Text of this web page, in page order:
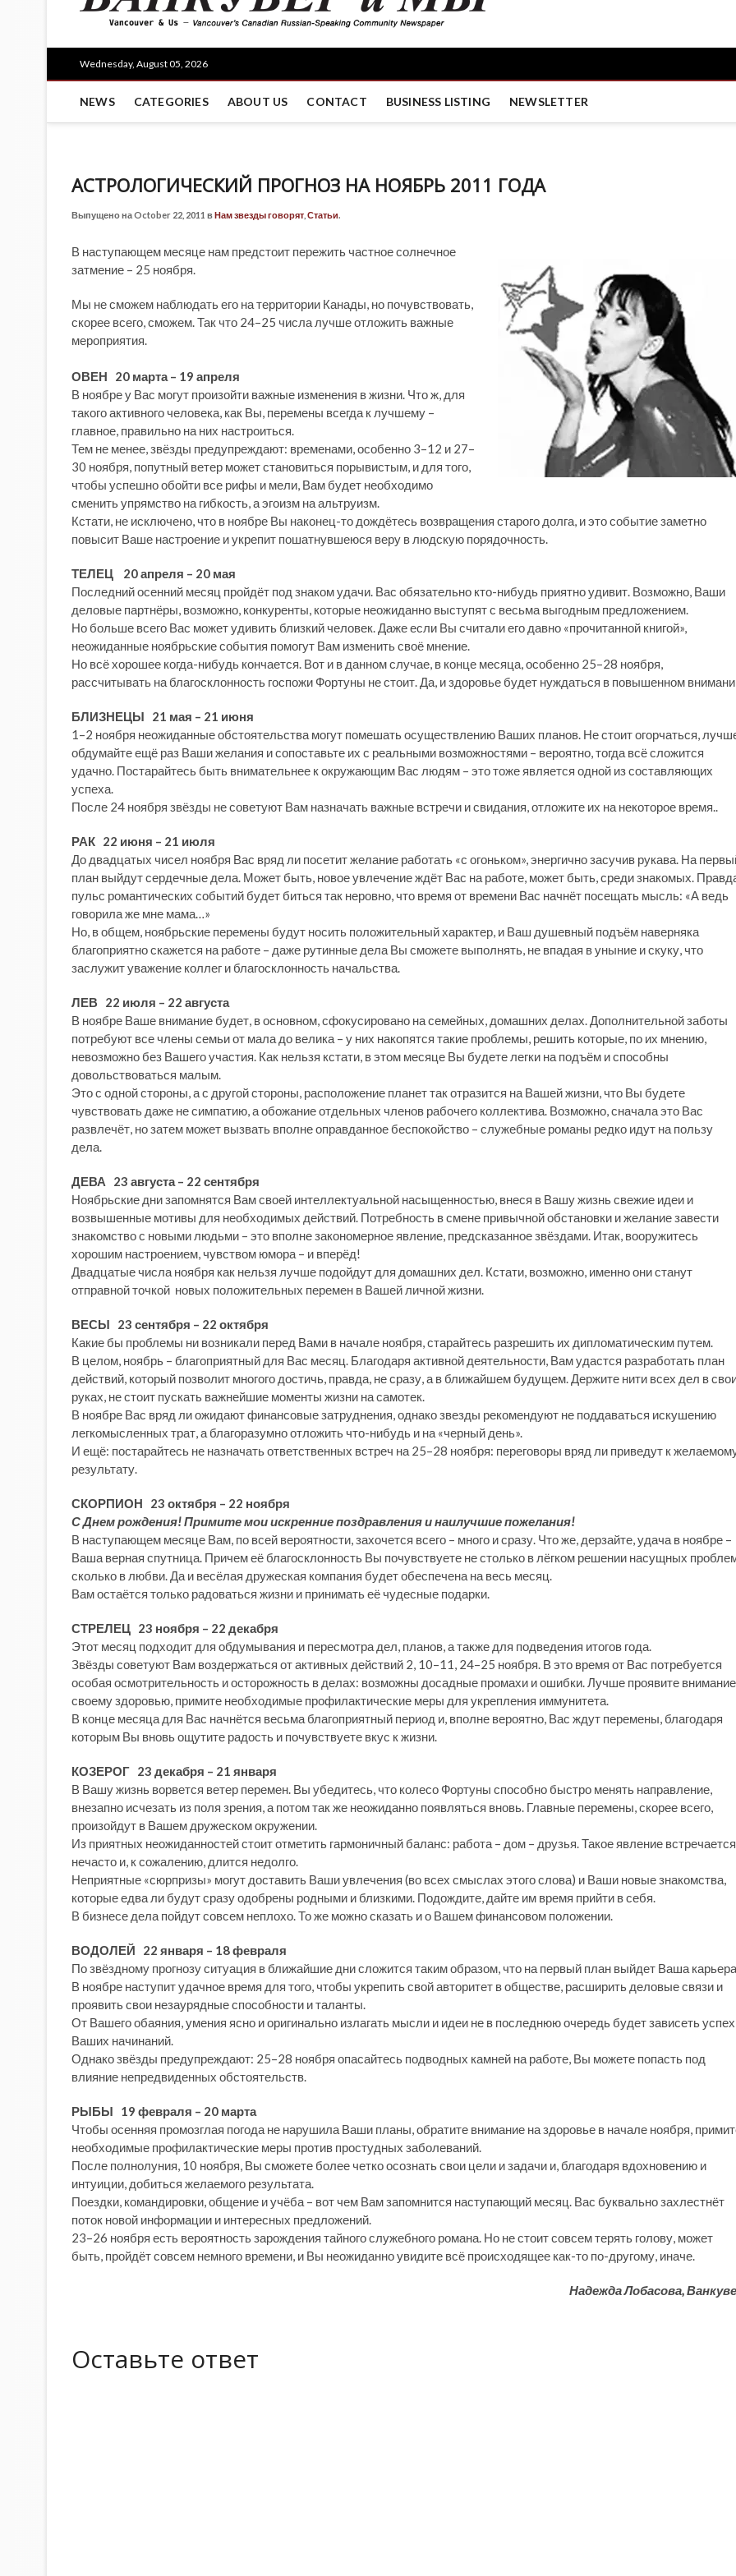
Wednesday, August 05, 2026
NEWS CATEGORIES ABOUT US CONTACT BUSINESS LISTING NEWSLETTER
АСТРОЛОГИЧЕСКИЙ ПРОГНОЗ НА НОЯБРЬ 2011 ГОДА
Выпущено на October 22, 2011 вНам звезды говорят Статьи
В наступающем месяце нам предстоит пережить частное солнечное
затмение – 25 ноября.
Мы не сможем наблюдать его на территории Канады, но почувствовать,
скорее всего, сможем. Так что 24–25 числа лучше отложить важные
мероприятия.
ОВЕН 20 марта – 19 апреля
В ноябре у Вас могут произойти важные изменения в жизни. Что ж, для
такого активного человека, как Вы, перемены всегда к лучшему –
главное, правильно на них настроиться.
Тем не менее, звёзды предупреждают: временами, особенно 3–12 и 27–
30 ноября, попутный ветер может становиться порывистым, и для того,
чтобы успешно обойти все рифы и мели, Вам будет необходимо
сменить упрямство на гибкость, а эгоизм на альтруизм.
Кстати, не исключено, что в ноябре Вы наконец-то дождётесь возвращения старого долга, и это событие заметно
повысит Ваше настроение и укрепит пошатнувшеюся веру в людскую порядочность.
ТЕЛЕЦ 20 апреля – 20 мая
Последний осенний месяц пройдёт под знаком удачи. Вас обязательно кто-нибудь приятно удивит. Возможно, Ваши
деловые партнёры, возможно, конкуренты, которые неожиданно выступят с весьма выгодным предложением.
Но больше всего Вас может удивить близкий человек. Даже если Вы считали его давно «прочитанной книгой»,
неожиданные ноябрьские события помогут Вам изменить своё мнение.
Но всё хорошее когда-нибудь кончается. Вот и в данном случае, в конце месяца, особенно 25–28 ноября,
рассчитывать на благосклонность госпожи Фортуны не стоит. Да, и здоровье будет нуждаться в повышенном
БЛИЗНЕЦЫ 21 мая – 21 июня
1–2 ноября неожиданные обстоятельства могут помешать осуществлению Ваших планов. Не стоит огорчаться,
обдумайте ещё раз Ваши желания и сопоставьте их с реальными возможностями – вероятно, тогда всё сложится
удачно. Постарайтесь быть внимательнее к окружающим Вас людям – это тоже является одной из составляющих
успеха.
После 24 ноября звёзды не советуют Вам назначать важные встречи и свидания, отложите их на некоторое время..
РАК 22 июня – 21 июля
До двадцатых чисел ноября Вас вряд ли посетит желание работать «с огоньком», энергично засучив рукава. На
план выйдут сердечные дела. Может быть, новое увлечение ждёт Вас на работе, может быть, среди знакомых.
пульс романтических событий будет биться так неровно, что время от времени Вас начнёт посещать мысль: «А ведь
говорила же мне мама…»
Но, в общем, ноябрьские перемены будут носить положительный характер, и Ваш душевный подъём наверняка
благоприятно скажется на работе – даже рутинные дела Вы сможете выполнять, не впадая в уныние и скуку, что
заслужит уважение коллег и благосклонность начальства.
ЛЕВ 22 июля – 22 августа
В ноябре Ваше внимание будет, в основном, сфокусировано на семейных, домашних делах. Дополнительной заботы
потребуют все члены семьи от мала до велика – у них накопятся такие проблемы, решить которые, по их мнению,
невозможно без Вашего участия. Как нельзя кстати, в этом месяце Вы будете легки на подъём и способны
довольствоваться малым.
Это с одной стороны, а с другой стороны, расположение планет так отразится на Вашей жизни, что Вы будете
чувствовать даже не симпатию, а обожание отдельных членов рабочего коллектива. Возможно, сначала это Вас
развлечёт, но затем может вызвать вполне оправданное беспокойство – служебные романы редко идут на пользу
дела.
ДЕВА 23 августа – 22 сентября
Ноябрьские дни запомнятся Вам своей интеллектуальной насыщенностью, внеся в Вашу жизнь свежие идеи и
возвышенные мотивы для необходимых действий. Потребность в смене привычной обстановки и желание завести
знакомство с новыми людьми – это вполне закономерное явление, предсказанное звёздами. Итак, вооружитесь
хорошим настроением, чувством юмора – и вперёд!
Двадцатые числа ноября как нельзя лучше подойдут для домашних дел. Кстати, возможно, именно они станут
отправной точкой новых положительных перемен в Вашей личной жизни.
ВЕСЫ 23 сентября – 22 октября
Какие бы проблемы ни возникали перед Вами в начале ноября, старайтесь разрешить их дипломатическим путем.
В целом, ноябрь – благоприятный для Вас месяц. Благодаря активной деятельности, Вам удастся разработать план
действий, который позволит многого достичь, правда, не сразу, а в ближайшем будущем. Держите нити всех дел в
руках, не стоит пускать важнейшие моменты жизни на самотек.
В ноябре Вас вряд ли ожидают финансовые затруднения, однако звезды рекомендуют не поддаваться искушению
легкомысленных трат, а благоразумно отложить что-нибудь и на «черный день».
И ещё: постарайтесь не назначать ответственных встреч на 25–28 ноября: переговоры вряд ли приведут к
результату.
СКОРПИОН 23 октября – 22 ноября
С Днем рождения! Примите мои искренние поздравления и наилучшие пожелания!
В наступающем месяце Вам, по всей вероятности, захочется всего – много и сразу. Что же, дерзайте, удача в ноябре –
Ваша верная спутница. Причем её благосклонность Вы почувствуете не столько в лёгком решении насущных
сколько в любви. Да и весёлая дружеская компания будет обеспечена на весь месяц.
Вам остаётся только радоваться жизни и принимать её чудесные подарки.
СТРЕЛЕЦ 23 ноября – 22 декабря
Этот месяц подходит для обдумывания и пересмотра дел, планов, а также для подведения итогов года.
Звёзды советуют Вам воздержаться от активных действий 2, 10–11, 24–25 ноября. В это время от Вас потребуется
особая осмотрительность и осторожность в делах: возможны досадные промахи и ошибки. Лучше проявите
своему здоровью, примите необходимые профилактические меры для укрепления иммунитета.
В конце месяца для Вас начнётся весьма благоприятный период и, вполне вероятно, Вас ждут перемены, благодаря
которым Вы вновь ощутите радость и почувствуете вкус к жизни.
КОЗЕРОГ 23 декабря – 21 января
В Вашу жизнь ворвется ветер перемен. Вы убедитесь, что колесо Фортуны способно быстро менять направление,
внезапно исчезать из поля зрения, а потом так же неожиданно появляться вновь. Главные перемены, скорее всего,
произойдут в Вашем дружеском окружении.
Из приятных неожиданностей стоит отметить гармоничный баланс: работа – дом – друзья. Такое явление встречается
нечасто и, к сожалению, длится недолго.
Неприятные «сюрпризы» могут доставить Ваши увлечения (во всех смыслах этого слова) и Ваши новые знакомства,
которые едва ли будут сразу одобрены родными и близкими. Подождите, дайте им время прийти в себя.
В бизнесе дела пойдут совсем неплохо. То же можно сказать и о Вашем финансовом положении.
ВОДОЛЕЙ 22 января – 18 февраля
По звёздному прогнозу ситуация в ближайшие дни сложится таким образом, что на первый план выйдет Ваша
В ноябре наступит удачное время для того, чтобы укрепить свой авторитет в обществе, расширить деловые связи и
проявить свои незаурядные способности и таланты.
От Вашего обаяния, умения ясно и оригинально излагать мысли и идеи не в последнюю очередь будет зависеть успех
Ваших начинаний.
Однако звёзды предупреждают: 25–28 ноября опасайтесь подводных камней на работе, Вы можете попасть под
влияние непредвиденных обстоятельств.
РЫБЫ 19 февраля – 20 марта
Чтобы осенняя промозглая погода не нарушила Ваши планы, обратите внимание на здоровье в начале ноября,
необходимые профилактические меры против простудных заболеваний.
После полнолуния, 10 ноября, Вы сможете более четко осознать свои цели и задачи и, благодаря вдохновению и
интуиции, добиться желаемого результата.
Поездки, командировки, общение и учёба – вот чем Вам запомнится наступающий месяц. Вас буквально захлестнёт
поток новой информации и интересных предложений.
23–26 ноября есть вероятность зарождения тайного служебного романа. Но не стоит совсем терять голову, может
быть, пройдёт совсем немного времени, и Вы неожиданно увидите всё происходящее как-то по-другому, иначе.
Надежда Лобасова,
Оставьте ответ